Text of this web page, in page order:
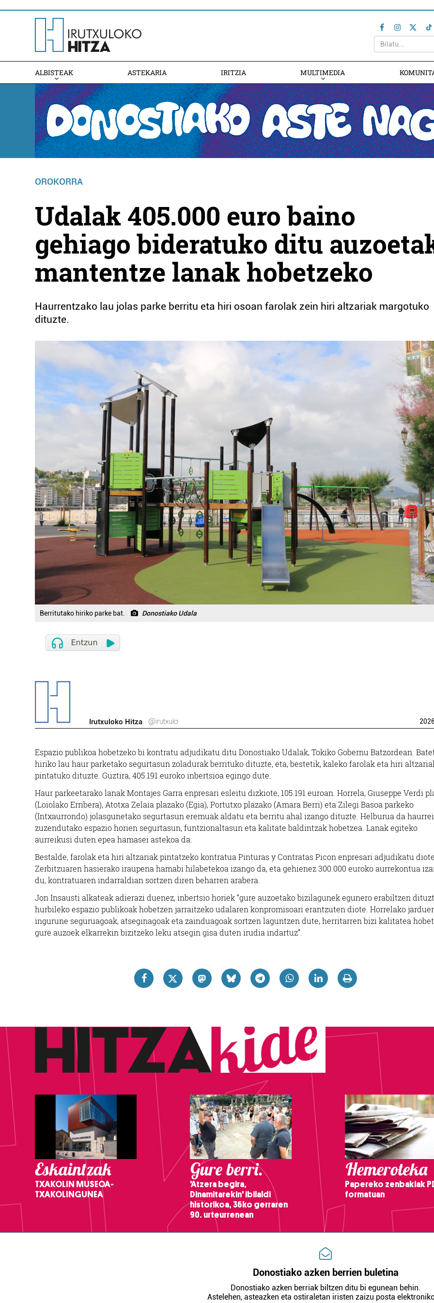
ALBISTEAK ASTEKARIA IRITZIA MULTIMEDIA
OROKORRA
Udalak 405.000 euro baino
gehiago bideratuko ditu
mantentze lanak hobetzeko
Haurrentzako lau jolas parke berritu eta hiri osoan farolak zein hiri altzariak margotuko
dituzte.
Berritutako hiriko parke bat. Donostiako Udala
Irutxuloko Hitza @irutxulo
Espazio publikoa hobetzeko bi kontratu adjudikatu ditu Donostiako Udalak, Tokiko Gobernu Batzordean.
hiriko lau haur parketako segurtasun zoladurak berrituko dituzte, eta, bestetik, kaleko farolak eta hiri
pintatuko dituzte. Guztira, 405.191 euroko inbertsioa egingo dute.
Haur parkeetarako lanak Montajes Garra enpresari esleitu dizkiote, 105.191 euroan. Horrela, Giuseppe Verdi
(Loiolako Erribera), Atotxa Zelaia plazako (Egia), Portutxo plazako (Amara Berri) eta Zilegi Basoa parkeko
(Intxaurrondo) jolasgunetako segurtasun eremuak aldatu eta berritu ahal izango dituzte. Helburua da haurrei
zuzendutako espazio horien segurtasun, funtzionaltasun eta kalitate baldintzak hobetzea. Lanak egiteko
aurreikusi duten epea hamasei astekoa da.
Bestalde, farolak eta hiri altzariak pintatzeko kontratua Pinturas y Contratas Picon enpresari adjudikatu diote.
Zerbitzuaren hasierako iraupena hamabi hilabetekoa izango da, eta gehienez 300.000 euroko aurrekontua
du, kontratuaren indarraldian sortzen diren beharren arabera.
Jon Insausti alkateak adierazi duenez, inbertsio horiek “gure auzoetako bizilagunek egunero erabiltzen
hurbileko espazio publikoak hobetzen jarraitzeko udalaren konpromisoari erantzuten diote. Horrelako
ingurune seguruagoak, atseginagoak eta zainduagoak sortzen laguntzen dute, herritarren bizi kalitatea
gure auzoek elkarrekin bizitzeko leku atsegin gisa duten irudia indartuz”.
Eskaintzak
TXAKOLIN MUSEOA-
TXAKOLINGUNEA
Gure berri.
'Atzera begira,
Dinamitarekin' ibilaldi
historikoa, 36ko gerraren
90. urteurrenean
Hemeroteka
Papereko zenbakiak
formatuan
Donostiako azken berrien buletina
Donostiako azken berriak biltzen ditu bi egunean behin.
Astelehen, asteazken eta ostiraletan iristen zaizu posta